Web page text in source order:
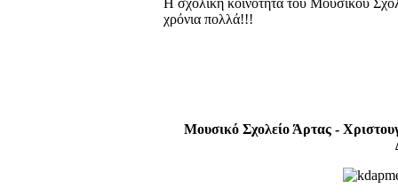
Η σχολική κοινότητα του Μουσικού
χρόνια πολλά!!!
Μουσικό Σχολείο Άρτας -